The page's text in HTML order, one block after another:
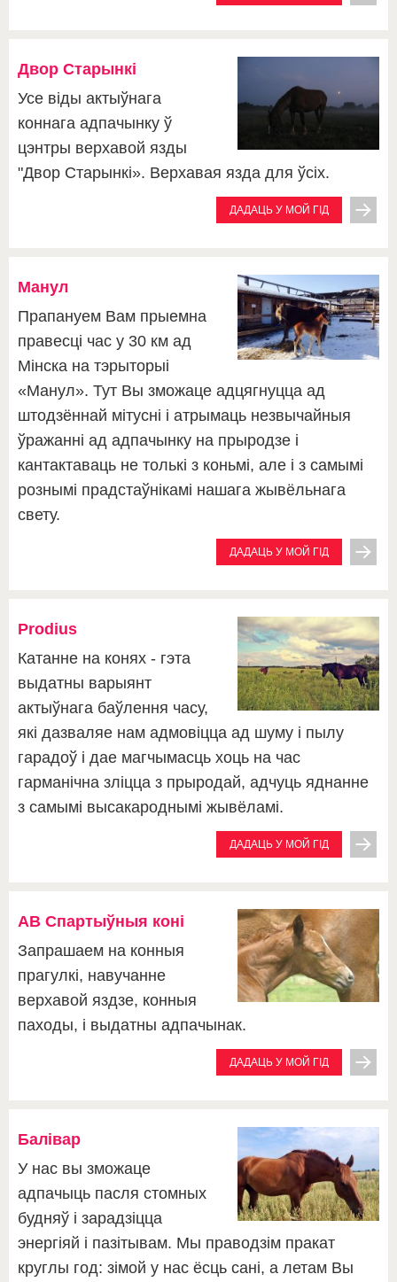
Двор Старынкі
Усе віды актыўнага
коннага адпачынку ў
цэнтры верхавой язды
"Двор Старынкі». Верхавая язда для ўсіх.
ДАДАЦЬ У МОЙ ГІД
Манул
Прапануем Вам прыемна
правесці час у 30 км ад
Мінска на тэрыторыі
«Манул». Тут Вы зможаце адцягнуцца ад
штодзённай мітусні і атрымаць незвычайныя
ўражанні ад адпачынку на прыродзе і
кантактаваць не толькі з коньмі, але і з самымі
рознымі прадстаўнікамі нашага жывёльнага
свету.
ДАДАЦЬ У МОЙ ГІД
Prodius
Катанне на конях - гэта
выдатны варыянт
актыўнага баўлення часу,
які дазваляе нам адмовіцца ад шуму і пылу
гарадоў і дае магчымасць хоць на час
гарманічна зліцца з прыродай, адчуць яднанне
з самымі высакароднымі жывёламі.
ДАДАЦЬ У МОЙ ГІД
АВ Спартыўныя коні
Запрашаем на конныя
прагулкі, навучанне
верхавой яздзе, конныя
паходы, і выдатны адпачынак.
ДАДАЦЬ У МОЙ ГІД
Балівар
У нас вы зможаце
адпачыць пасля стомных
будняў і зарадзіцца
энергіяй і пазітывам. Мы праводзім пракат
круглы год: зімой у нас ёсць сані, а летам Вы